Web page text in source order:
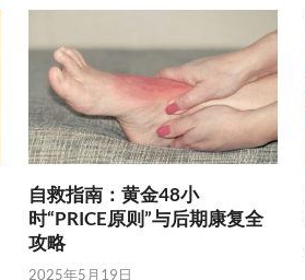
自救指南：黄金48小
时“PRICE原则”与后期康复全
攻略
2025年5月19日